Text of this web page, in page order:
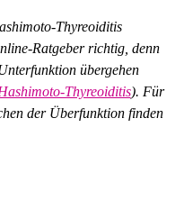
Thyreoiditis
Ratgeber richtig, denn
übergehen
Thyreoiditis). Für
der Überfunktion finden